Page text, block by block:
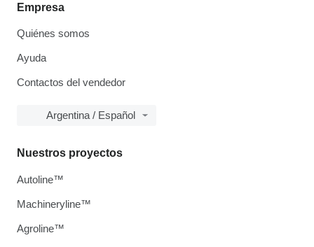
Empresa
Quiénes somos
Ayuda
Contactos del vendedor
Argentina / Español
Nuestros proyectos
Autoline™
Machineryline™
Agroline™